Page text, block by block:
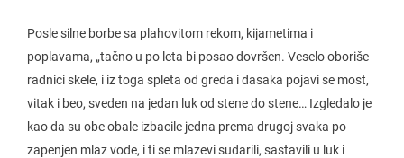
Posle silne borbe sa plahovitom rekom, kijametima i
poplavama, „tačno u po leta bi posao dovršen. Veselo oboriše
radnici skele, i iz toga spleta od greda i dasaka pojavi se most,
vitak i beo, sveden na jedan luk od stene do stene… Izgledalo je
kao da su obe obale izbacile jedna prema drugoj svaka po
zapenjen mlaz vode, i ti se mlazevi sudarili, sastavili u luk i